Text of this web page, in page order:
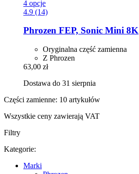
4 opcje
4.9 (14)
Phrozen FEP, Sonic Mini 8K
Oryginalna część zamienna
Z Phrozen
63,00 zł
Dostawa do 31 sierpnia
Części zamienne: 10 artykułów
Wszystkie ceny zawierają VAT
Filtry
Kategorie:
Marki